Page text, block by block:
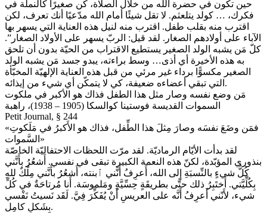
حين تكون في حضرة الله من خلال الصلاة، كن صغيرًا كالنملة في
فكرك، … كولد يتلعثم. لا تقل شيئًا أمام الله مدّعيًا أنك تعرف، لكن
اقترب منه بقلب طفل. اقترب منه لنيل هذه العناية التي يسهر بها
الآباء على أولادهم الصغار. لقد قيل: الربّ يسهر على الأولاد الصغار”.
كلّ مَن يشبه الولد الصغير يستطيع الاقتراب من الحيّة بدون أن تلحق
به هذه الأخيرة أي أذى… وسط براءته، يبدو جسد مَن يشبه الولد
الصغير مكسوًّا برداء غير مرئي من قبل هذه العناية الإلهيّة المخبّأة
التي تبقي أعضاءه ضعيفة، كي لا يتمكّن أي شيء من إيذائه.
مَن وضع نفسه وصار مثل هذا الطفل فذاك هو الأكبر في ملكوت
السموات القديسة فوستينا كوالسكا (1905 – 1938)، راهبة
Petit Journal, § 244
«فمَن وضَعَ نفسَه وصارَ مِثلَ هذا الطِّفل، فذاك هو الأَكبرُ في مَلَكوتِ
السَّموات»
لقد بدأت الأيّام الرماديّة. لقد مرّت اللحظات الاحتفاليّة الخاصّة
بنذوري المؤبّدة، لكنّ هذه النعمة الكبيرة تبقى في نفسي. أَشعُرُ بأَنَّني
كُلُّ شيءٍ بالنِّسبَةِ إِلى الله، أَعرِفُ أَنَّني ٱبنته، أَشعُرُ بأَنَّني مِلْكٌ للهِ
بِكُلِّيَّتي. أَختَبِرُ ذلك حتَّى بطريقَةٍ حِسِّيَّةٍ ومَلموسَة. أَنا مُرتاحَةٌ في كُلِّ
شيء، لأَنّني أَعرِفُ أَنَّه على العريسِ أَنْ يُفَكِّرَ فِيَّ. لَقَد نَسيتُ نَفْسي
بِشَكلٍ كامِل.